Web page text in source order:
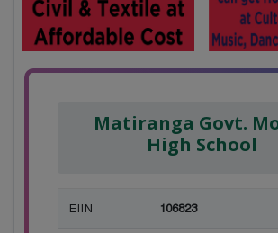
Matiranga Govt.
High School
EIIN 106823